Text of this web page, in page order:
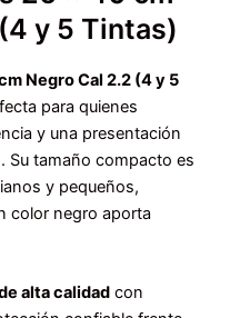
y 5 Tintas)
Negro Cal 2.2 (4 y 5
para quienes
y una presentación
Su tamaño compacto es
y pequeños,
color negro aporta
alta calidad con